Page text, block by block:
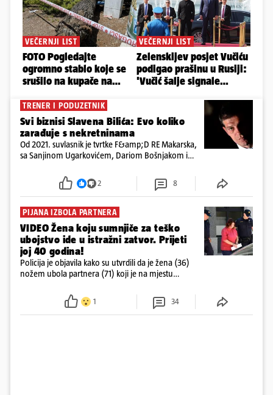
TRENER I PODUZETNIK
Svi biznisi Slavena Bilića: Evo koliko
zarađuje s nekretninama
Od 2021. suvlasnik je tvrtke F&amp;D RE Makarska,
sa Sanjinom Ugarkovićem, Dariom Bošnjakom i
poslovanje nekretninama, a od osnutka nema
2 8
PIJANA IZBOLA PARTNERA
VIDEO Žena koju sumnjiče za teško
ubojstvo ide u istražni zatvor. Prijeti
joj 40 godina!
Policija je objavila kako su utvrdili da je žena (36)
nožem ubola partnera (71) koji je na mjestu
ispitali i poslali u istražni zatvor
1 34